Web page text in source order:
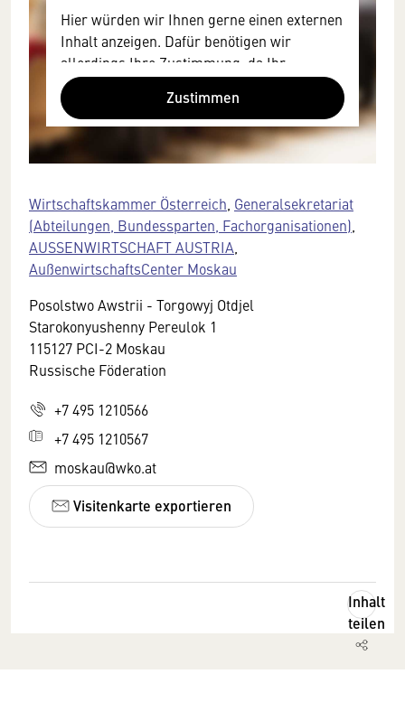
Hier würden wir Ihnen gerne einen externen
Inhalt anzeigen. Dafür benötigen wir
allerdings Ihre Zustimmung, da Ihr
Browser personenbezogene technische
Daten zu Geräten und Nutzerverhalten
mitunter mit US-amerikanischen Anbietern
austauscht.
Datenschutzrecht angemessenen
Schutzniveau und insbesondere kann die
US-amerikanische Regierung Zugang zu
diesen Daten erlangen.
Details finden Sie in unserer
Datenschutzerklärung. Sie können diese
Einstellungen jederzeit in den Cookie-
Einstellungen im Footer unserer Webseite
Zustimmen
Wirtschaftskammer Österreich Generalsekretariat
(Abteilungen, Bundessparten, Fachorganisationen)
AUSSENWIRTSCHAFT AUSTRIA
AußenwirtschaftsCenter Moskau
Posolstwo Awstrii - Torgowyj Otdjel
Starokonyushenny Pereulok 1
115127 PCI-2 Moskau
Russische Föderation
+7 495 1210566
+7 495 1210567
moskau@wko.at
Visitenkarte exportieren
Inhalt
teilen